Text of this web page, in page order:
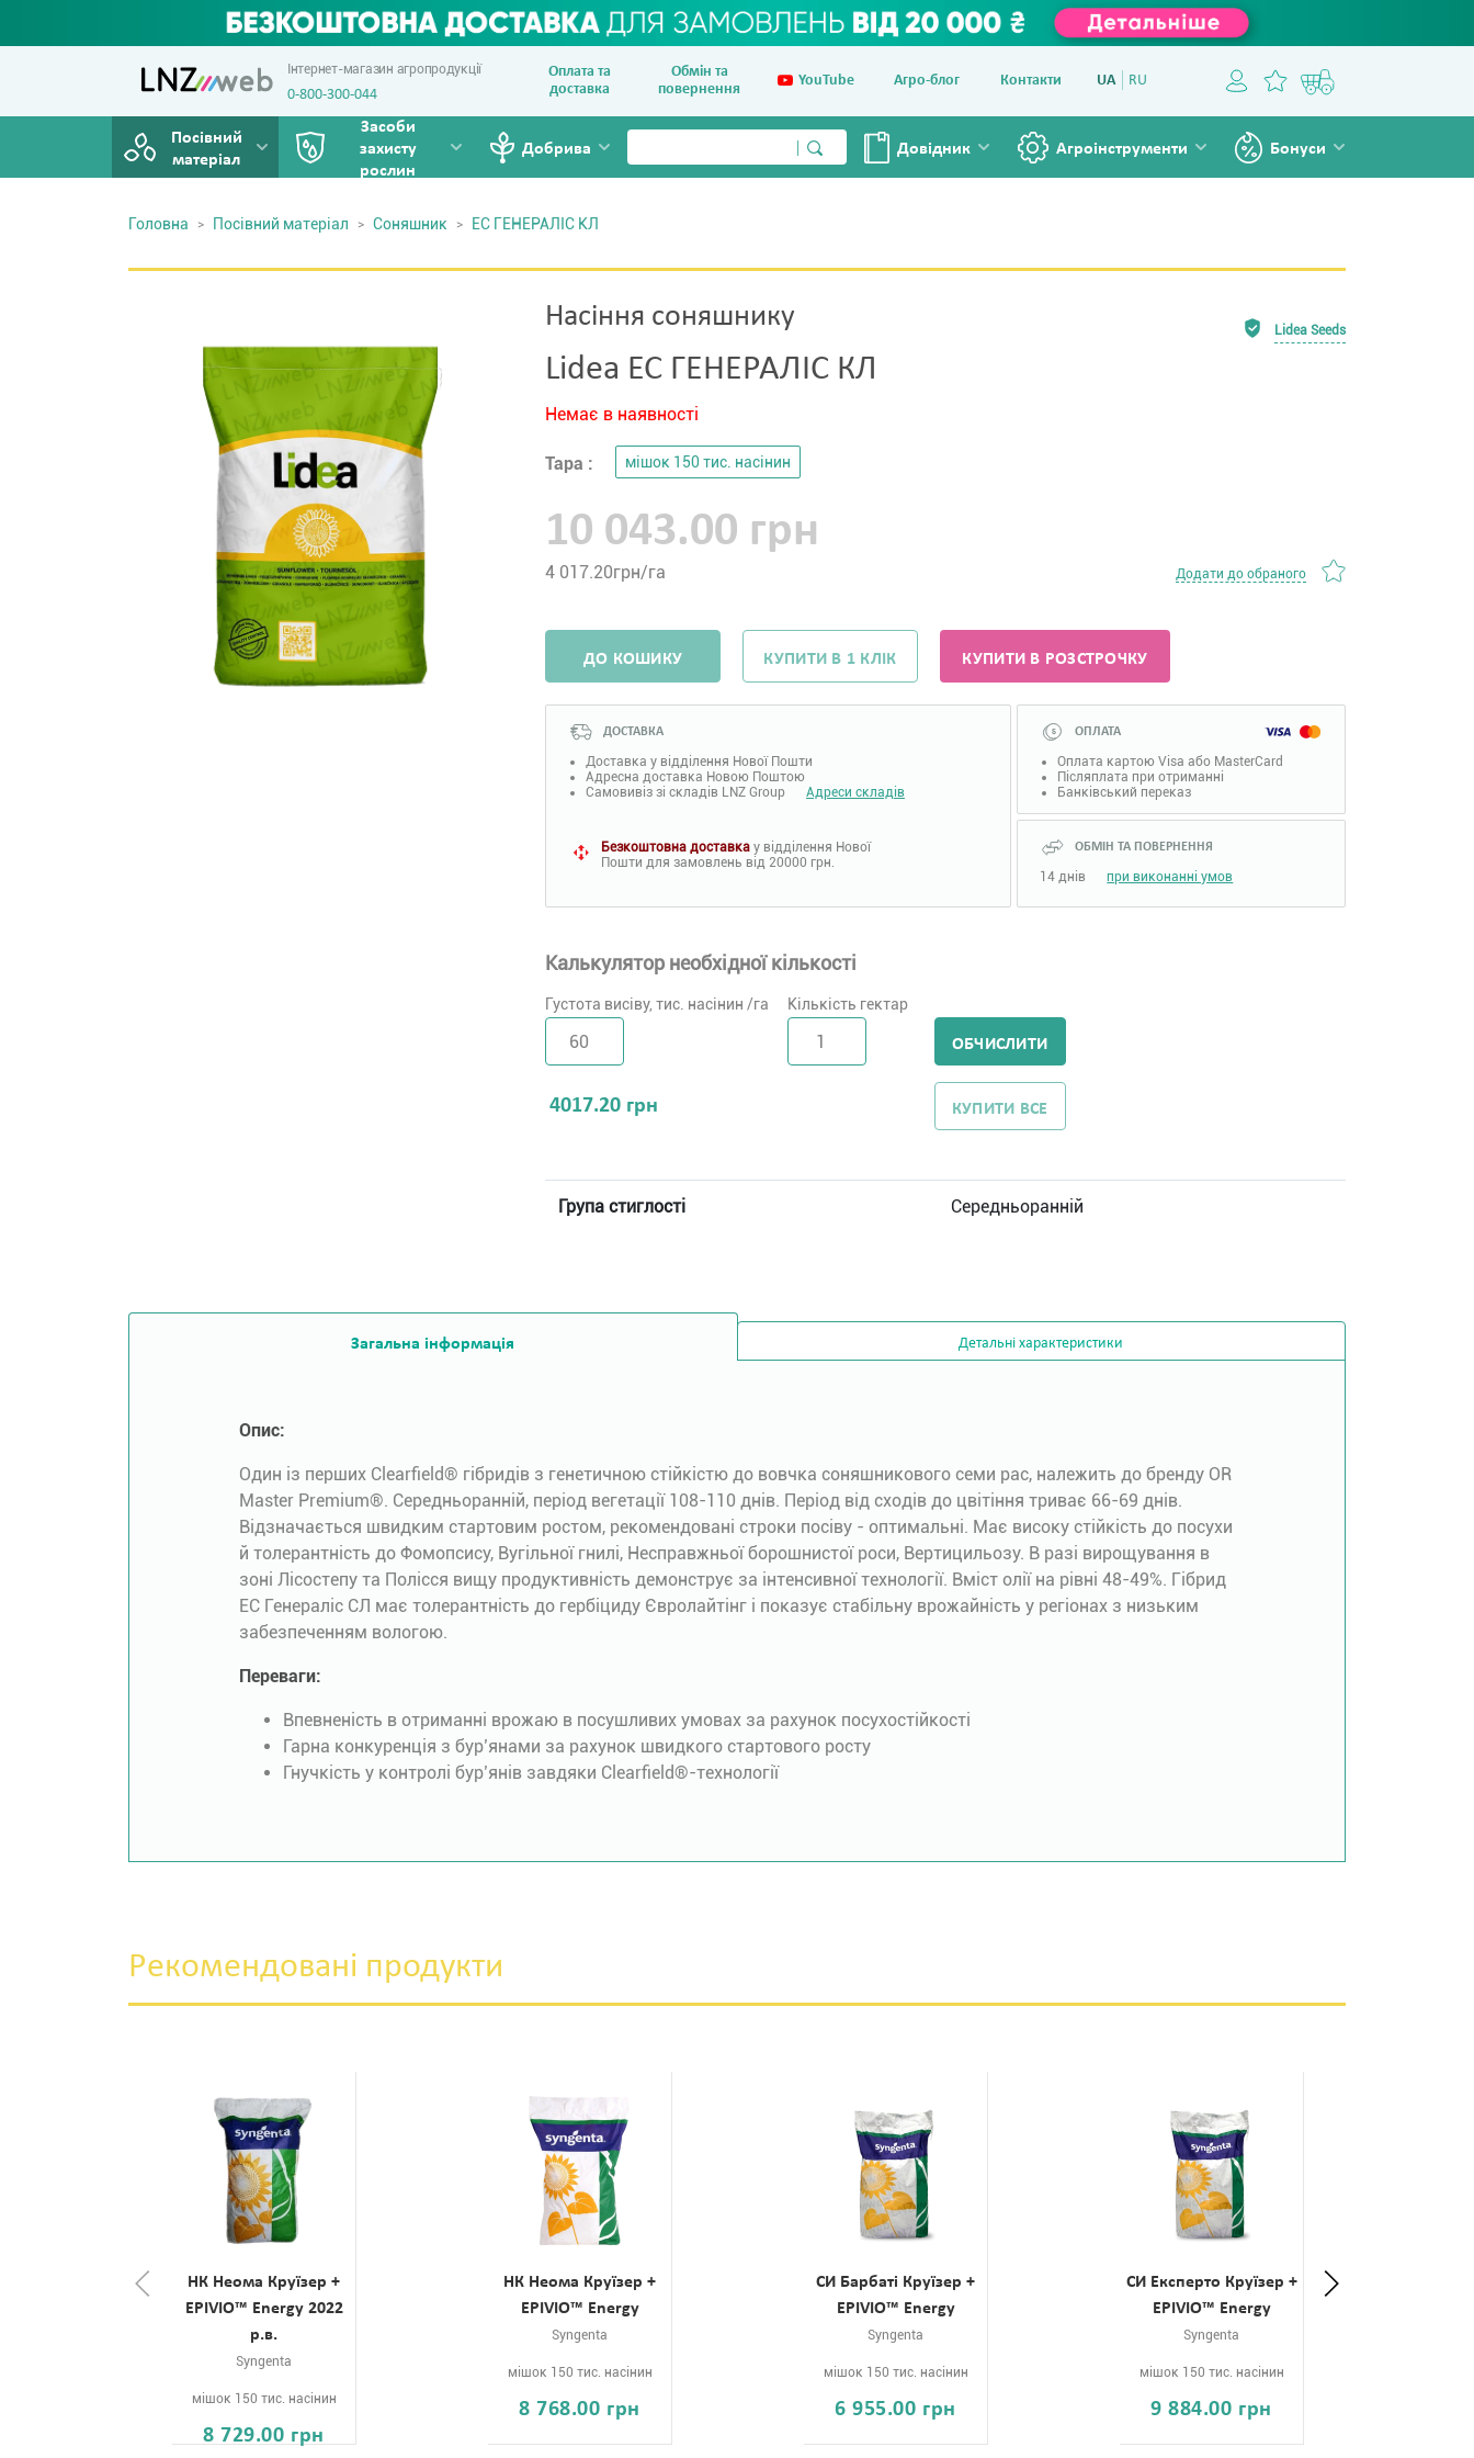
Інтернет-магазин агропродукції
0-800-300-044
Оплата та
доставка
Обмін та
повернення
YouTube Агро-блог Контакти UA RU
Посівний
матеріал
Засоби
захисту
рослин
Добрива Довiдник Агроінструменти Бонуси
Головна Посівний матеріал Соняшник ЕС ГЕНЕРАЛІС КЛ
Lidea Seeds
Насіння соняшнику
Lidea ЕС ГЕНЕРАЛІС КЛ
Немає в наявності
Тара : мішок 150 тис. насінин
10 043.00 грн
4 017.20грн/га Додати до обраного
ДО КОШИКУ КУПИТИ В 1 КЛІК КУПИТИ В РОЗСТРОЧКУ
ДОСТАВКА
Доставка у відділення Нової Пошти
Адресна доставка Новою Поштою
Самовивіз зі складів LNZ Group
Адреси складів
Безкоштовна доставка у відділення Нової
Пошти для замовлень від 20000 грн.
ОПЛАТА
Оплата картою Visa або MasterCard
Післяплата при отриманні
Банківський переказ
ОБМІН ТА ПОВЕРНЕННЯ
14 днів при виконанні умов
Калькулятор необхідної кількості
Густота висіву, тис. насінин /га Кількість гектар
ОБЧИСЛИТИ
4017.20 грн КУПИТИ ВСЕ
Група стиглості Середньоранній
Загальна інформація Детальні характеристики
Опис:
Один із перших Clearfield® гібридів з генетичною стійкістю до вовчка соняшникового семи рас, належить до бренду OR
Master Premium®. Середньоранній, період вегетації 108-110 днів. Період від сходів до цвітіння триває 66-69 днів.
Відзначається швидким стартовим ростом, рекомендовані строки посіву - оптимальні. Має високу стійкість до посухи
й толерантність до Фомопсису, Вугільної гнилі, Несправжньої борошнистої роси, Вертицильозу. В разі вирощування в
зоні Лісостепу та Полісся вищу продуктивність демонструє за інтенсивної технології. Вміст олії на рівні 48-49%. Гібрид
ЕС Генераліс СЛ має толерантність до гербіциду Євролайтінг і показує стабільну врожайність у регіонах з низьким
забезпеченням вологою.
Переваги:
Впевненість в отриманні врожаю в посушливих умовах за рахунок посухостійкості
Гарна конкуренція з бур’янами за рахунок швидкого стартового росту
Гнучкість у контролі бур’янів завдяки Clearfield®-технології
Рекомендовані продукти
НК Неома Круїзер +
EPIVIO™ Energy 2022
р.в.
Syngenta
мішок 150 тис. насінин
8 729.00 грн
НК Неома Круїзер +
EPIVIO™ Energy
Syngenta
мішок 150 тис. насінин
8 768.00 грн
СИ Барбаті Круїзер +
EPIVIO™ Energy
Syngenta
мішок 150 тис. насінин
6 955.00 грн
СИ Експерто Круїзер +
EPIVIO™ Energy
Syngenta
мішок 150 тис. насінин
9 884.00 грн